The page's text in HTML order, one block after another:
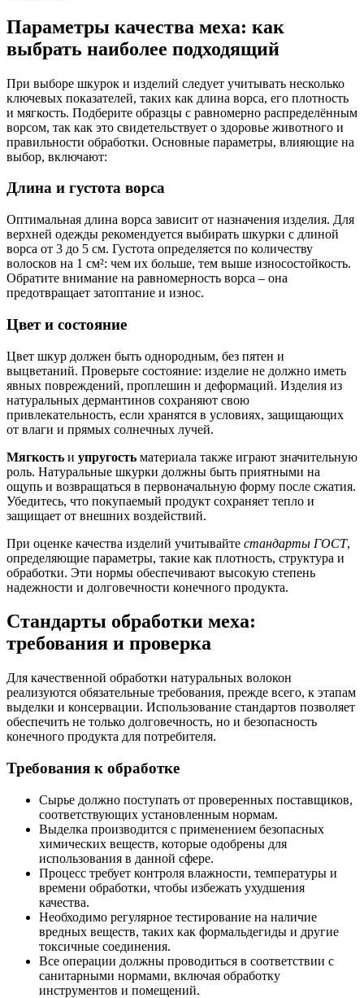
Параметры качества меха: как
выбрать наиболее подходящий
При выборе шкурок и изделий следует учитывать несколько
ключевых показателей, таких как длина ворса, его плотность
и мягкость. Подберите образцы с равномерно распределённым
ворсом, так как это свидетельствует о здоровье животного и
правильности обработки. Основные параметры, влияющие на
выбор, включают:
Длина и густота ворса
Оптимальная длина ворса зависит от назначения изделия. Для
верхней одежды рекомендуется выбирать шкурки с длиной
ворса от 3 до 5 см. Густота определяется по количеству
волосков на 1 см²: чем их больше, тем выше износостойкость.
Обратите внимание на равномерность ворса – она
предотвращает затоптание и износ.
Цвет и состояние
Цвет шкур должен быть однородным, без пятен и
выцветаний. Проверьте состояние: изделие не должно иметь
явных повреждений, проплешин и деформаций. Изделия из
натуральных дермантинов сохраняют свою
привлекательность, если хранятся в условиях, защищающих
от влаги и прямых солнечных лучей.
Мягкость и упругость материала также играют значительную
роль. Натуральные шкурки должны быть приятными на
ощупь и возвращаться в первоначальную форму после сжатия.
Убедитесь, что покупаемый продукт сохраняет тепло и
защищает от внешних воздействий.
При оценке качества изделий учитывайте стандарты ГОСТ,
определяющие параметры, такие как плотность, структура и
обработки. Эти нормы обеспечивают высокую степень
надежности и долговечности конечного продукта.
Стандарты обработки меха:
требования и проверка
Для качественной обработки натуральных волокон
реализуются обязательные требования, прежде всего, к этапам
выделки и консервации. Использование стандартов позволяет
обеспечить не только долговечность, но и безопасность
конечного продукта для потребителя.
Требования к обработке
Сырье должно поступать от проверенных поставщиков,
соответствующих установленным нормам.
Выделка производится с применением безопасных
химических веществ, которые одобрены для
использования в данной сфере.
Процесс требует контроля влажности, температуры и
времени обработки, чтобы избежать ухудшения
качества.
Необходимо регулярное тестирование на наличие
вредных веществ, таких как формальдегиды и другие
токсичные соединения.
Все операции должны проводиться в соответствии с
санитарными нормами, включая обработку
инструментов и помещений.